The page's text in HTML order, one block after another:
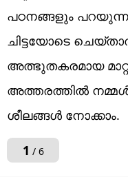
പഠനങ്ങളും
ചിട്ടയോടെ
അത്ഭുതകരമായ
അത്തരത്തിൽ
ശീലങ്ങൾ നോക്കാം.
1 / 6